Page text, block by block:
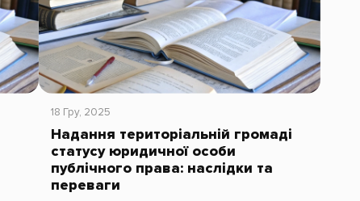
18 Гру, 2025
Надання територіальній громаді
статусу юридичної особи
публічного права: наслідки та
переваги